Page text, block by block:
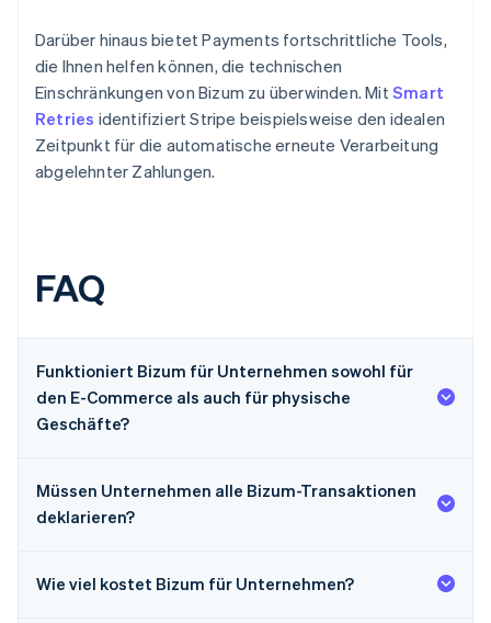
Darüber hinaus bietet Payments fortschrittliche Tools,
die Ihnen helfen können, die technischen
Einschränkungen von Bizum zu überwinden. MitSmart
Retries identifiziert Stripe beispielsweise den idealen
Zeitpunkt für die automatische erneute Verarbeitung
abgelehnter Zahlungen.
FAQ
Funktioniert Bizum für Unternehmen sowohl für
den E-Commerce als auch für physische
Geschäfte?
Müssen Unternehmen alle Bizum-Transaktionen
deklarieren?
Wie viel kostet Bizum für Unternehmen?